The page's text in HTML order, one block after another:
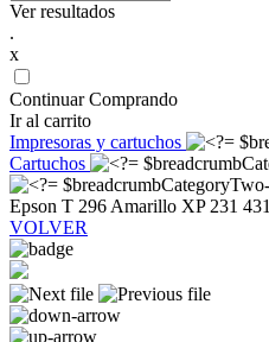
Ver resultados
.
x
Continuar Comprando
Ir al carrito
Impresoras y cartuchos
Cartuchos
Epson T 296 Amarillo XP 231 431
VOLVER